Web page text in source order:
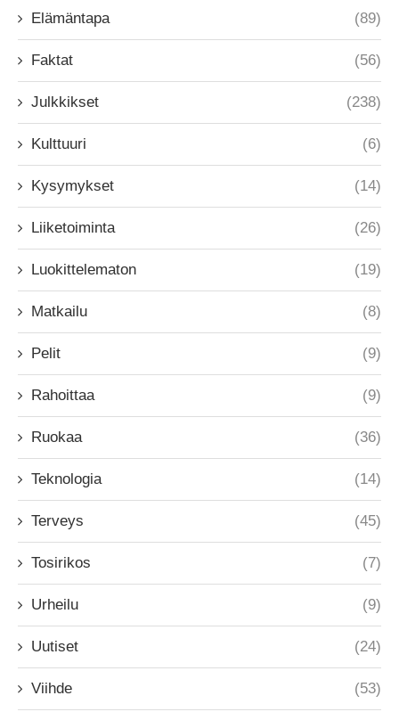
Elämäntapa (89)
Faktat (56)
Julkkikset (238)
Kulttuuri (6)
Kysymykset (14)
Liiketoiminta (26)
Luokittelematon (19)
Matkailu (8)
Pelit (9)
Rahoittaa (9)
Ruokaa (36)
Teknologia (14)
Terveys (45)
Tosirikos (7)
Urheilu (9)
Uutiset (24)
Viihde (53)